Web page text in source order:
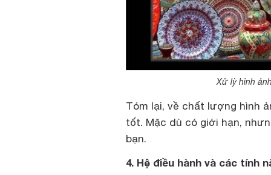
Xử lỳ hình
Tóm lại, về chất lượng hình
tốt. Mặc dù có giới hạn,
bạn.
4. Hệ điều hành và các tính